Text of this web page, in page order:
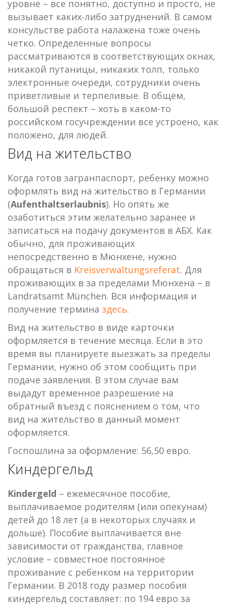
уровне – все понятно, доступно и просто, не
вызывает каких-либо затруднений. В самом
консульстве работа налажена тоже очень
четко. Определенные вопросы
рассматриваются в соответствующих окнах,
никакой путаницы, никаких толп, только
электронные очереди, сотрудники очень
приветливые и терпеливые. В общем,
большой респект – хоть в каком-то
российском госучреждении все устроено, как
положено, для людей.
Вид на жительство
Когда готов загранпаспорт, ребенку можно
оформлять вид на жительство в Германии
(Aufenthaltserlaubnis). Но опять же
озаботиться этим желательно заранее и
записаться на подачу документов в АБХ. Как
обычно, для проживающих
непосредственно в Мюнхене, нужно
обращаться в Kreisverwaltungsreferat. Для
проживающих в за пределами Мюнхена – в
Landratsamt München. Вся информация и
получение термина здесь.
Вид на жительство в виде карточки
оформляется в течение месяца. Если в это
время вы планируете выезжать за пределы
Германии, нужно об этом сообщить при
подаче заявления. В этом случае вам
выдадут временное разрешение на
обратный въезд с пояснением о том, что
вид на жительство в данный момент
оформляется.
Госпошлина за оформление: 56,50 евро.
Киндергельд
Kindergeld – ежемесячное пособие,
выплачиваемое родителям (или опекунам)
детей до 18 лет (а в некоторых случаях и
дольше). Пособие выплачивается вне
зависимости от гражданства, главное
условие – совместное постоянное
проживание с ребенком на территории
Германии. В 2018 году размер пособия
киндергельд составляет: по 194 евро за